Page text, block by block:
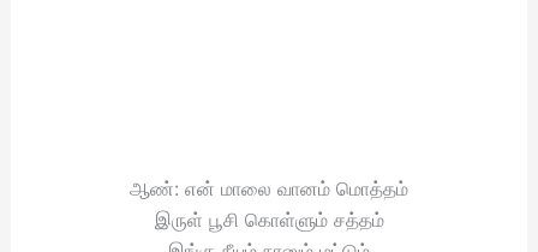
ஆண்: என் மாலை வானம் மொத்தம்
இருள் பூசி கொள்ளும் சத்தம்